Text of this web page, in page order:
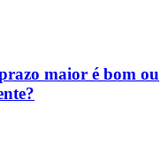
maior é bom ou